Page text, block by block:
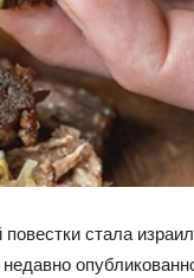
стала